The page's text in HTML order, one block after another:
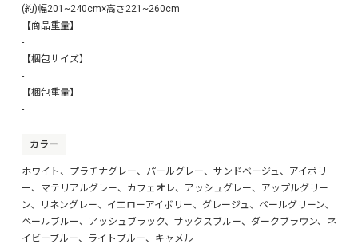
※弊社が用意しております商品登録用のCSVデータで登録し
た場合、上記のようになります。
この商品を楽天・Yahoo!に商品登録する際、在庫登録をする
なっております。
価格表をダウンロードの上、販売価格を設定してください。
■■■楽天用統合ページ■■■
楽天市場で同シリーズのすべてのサイズを統合ページで販売で
きるように、
(約)幅201~240cm×高さ221~260cm
【商品重量】
-
【梱包サイズ】
-
【梱包重量】
-
カラー
ホワイト、プラチナグレー、パールグレー、サンドベージュ、アイボリ
ー、マテリアルグレー、カフェオレ、アッシュグレー、アップルグリー
ン、リネングレー、イエローアイボリー、グレージュ、ペールグリーン、
ペールブルー、アッシュブラック、サックスブルー、ダークブラウン、ネ
イビーブルー、ライトブルー、キャメル